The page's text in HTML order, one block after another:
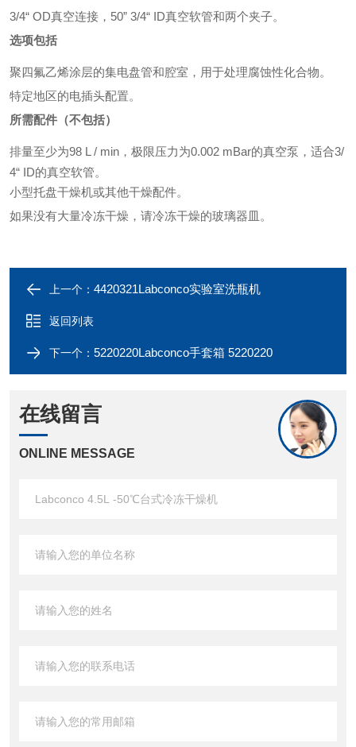
3/4“ OD真空连接，50” 3/4“ ID真空软管和两个夹子。
选项包括
聚四氟乙烯涂层的集电盘管和腔室，用于处理腐蚀性化合物。
特定地区的电插头配置。
所需配件（不包括）
排量至少为98 L / min，极限压力为0.002 mBar的真空泵，适合3/
4“ ID的真空软管。
小型托盘干燥机或其他干燥配件。
如果没有大量冷冻干燥，请冷冻干燥的玻璃器皿。
上一个： 4420321Labconco实验室洗瓶机
返回列表
下一个： 5220220Labconco手套箱 5220220
在线留言
ONLINE MESSAGE